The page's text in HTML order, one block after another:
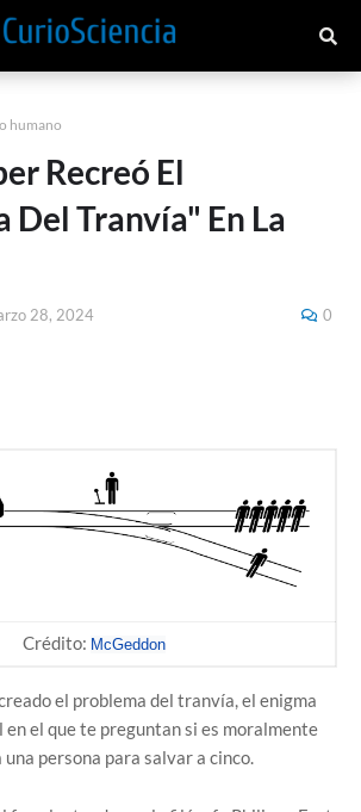
humano
Recreó El
Del Tranvía" En La
28, 2024 0
Crédito: McGeddon
el problema del tranvía, el enigma
el que te preguntan si es moralmente
persona para salvar a cinco.